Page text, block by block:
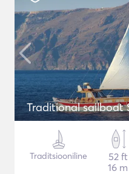
Traditional sailboat
Traditsiooniline
52 ft
16 m